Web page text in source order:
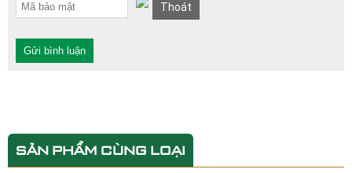
Thoát
Gửi bình luận
SẢN PHẨM CÙNG LOẠI